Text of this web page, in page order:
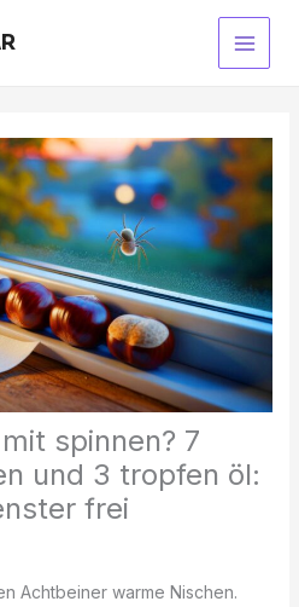
Main
spinnen? 7
und 3 tropfen öl:
frei
Achtbeiner warme Nischen.